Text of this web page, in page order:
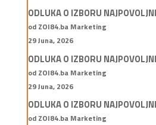
ODLUKA O IZBORU
od ZOI84.ba Marketing
29 Juna, 2026
ODLUKA O IZBORU
od ZOI84.ba Marketing
29 Juna, 2026
ODLUKA O IZBORU
od ZOI84.ba Marketing